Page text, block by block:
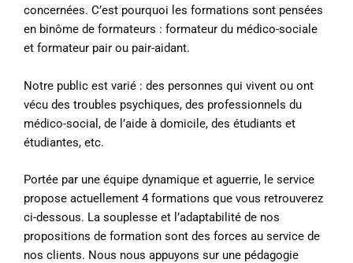
concernées. C’est pourquoi les formations sont pensées
en binôme de formateurs : formateur du médico-sociale
et formateur pair ou pair-aidant.
Notre public est varié : des personnes qui vivent ou ont
vécu des troubles psychiques, des professionnels du
médico-social, de l’aide à domicile, des étudiants et
étudiantes, etc.
Portée par une équipe dynamique et aguerrie, le service
propose actuellement 4 formations que vous retrouverez
ci-dessous. La souplesse et l’adaptabilité de nos
propositions de formation sont des forces au service de
nos clients. Nous nous appuyons sur une pédagogie